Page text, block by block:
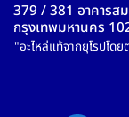
379 / 381 อาคารส
กรุงเทพมหานคร
"อะไหล่แท้จากยุโรปโด